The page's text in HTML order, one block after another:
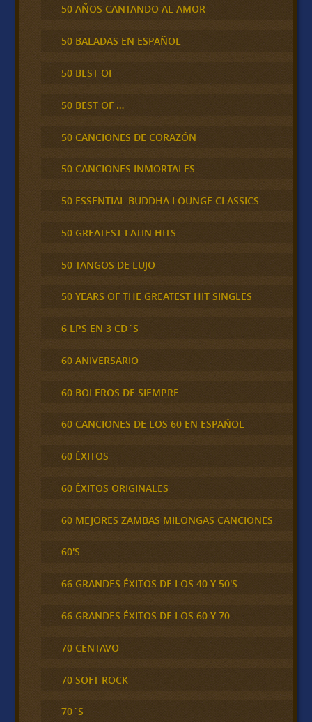
50 AÑOS CANTANDO AL AMOR
50 BALADAS EN ESPAÑOL
50 BEST OF
50 BEST OF …
50 CANCIONES DE CORAZÓN
50 CANCIONES INMORTALES
50 ESSENTIAL BUDDHA LOUNGE CLASSICS
50 GREATEST LATIN HITS
50 TANGOS DE LUJO
50 YEARS OF THE GREATEST HIT SINGLES
6 LPS EN 3 CD´S
60 ANIVERSARIO
60 BOLEROS DE SIEMPRE
60 CANCIONES DE LOS 60 EN ESPAÑOL
60 ÉXITOS
60 ÉXITOS ORIGINALES
60 MEJORES ZAMBAS MILONGAS CANCIONES
60'S
66 GRANDES ÉXITOS DE LOS 40 Y 50'S
66 GRANDES ÉXITOS DE LOS 60 Y 70
70 CENTAVO
70 SOFT ROCK
70´S